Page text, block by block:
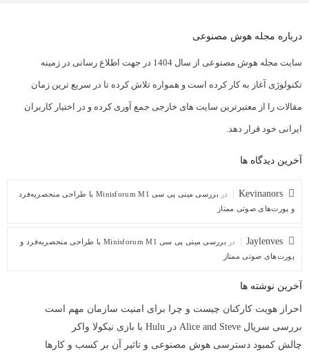
درباره مجله هوش مصنوعی
سایت مجله هوش مصنوعی از سال 1404 در جهت اطلاع رسانی در زمینه
تکنولوژی آغاز به کار کرده است و همواره تلاش کرده تا در سریع ترین زمان
مقالات را از معتبرترین سایت های خارجی جمع آوری کرده و در اختیار کاربران
ایرانی خود قرار دهد.
آخرین دیدگاه ها
Kevinanors در
بررسی مینی پی ‌سی Minisforum M1 با طراحی منحصربه‌فرد
و پورت‌های صوتی ممتاز
Jaylenves در
بررسی مینی پی ‌سی Minisforum M1 با طراحی منحصربه‌فرد و
پورت‌های صوتی ممتاز
آخرین نوشته ها
احراز هویت کارکنان چیست و چرا برای امنیت سازمان مهم است
بررسی سریال Alice and Steve در Hulu با بازی نیکولا واکر
چالش کمبود دسترسی هوش مصنوعی و تاثیر آن بر کسب و کارها